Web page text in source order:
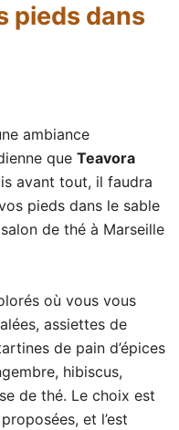
pieds dans
ambiance
que Teavora
avant tout, il faudra
pieds dans le sable
de thé à Marseille
où vous vous
assiettes de
de pain d’épices
hibiscus,
de thé. Le choix est
et l’est